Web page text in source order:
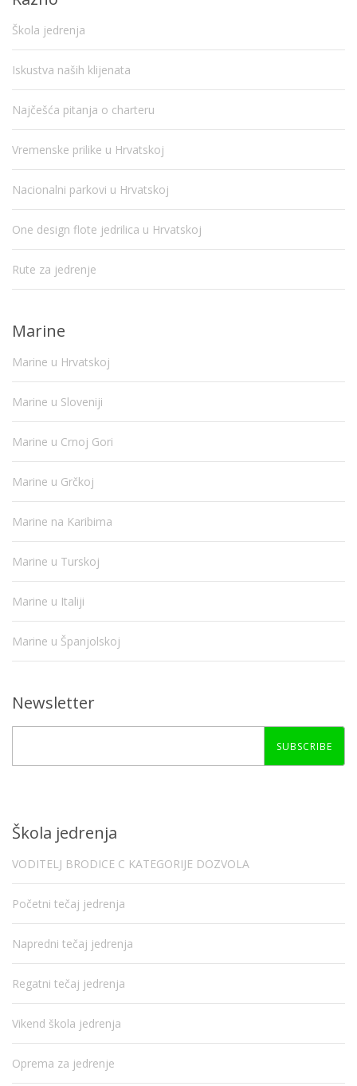
Škola jedrenja
Iskustva naših klijenata
Najčešća pitanja o charteru
Vremenske prilike u Hrvatskoj
Nacionalni parkovi u Hrvatskoj
One design flote jedrilica u Hrvatskoj
Rute za jedrenje
Marine
Marine u Hrvatskoj
Marine u Sloveniji
Marine u Crnoj Gori
Marine u Grčkoj
Marine na Karibima
Marine u Turskoj
Marine u Italiji
Marine u Španjolskoj
Newsletter
SUBSCRIBE
Škola jedrenja
VODITELJ BRODICE C KATEGORIJE DOZVOLA
Početni tečaj jedrenja
Napredni tečaj jedrenja
Regatni tečaj jedrenja
Vikend škola jedrenja
Oprema za jedrenje